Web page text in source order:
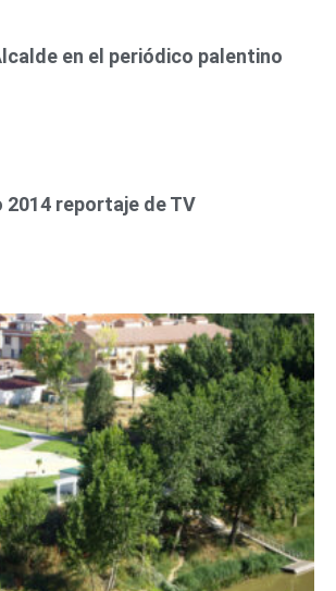
en el periódico palentino
2014 reportaje de TV